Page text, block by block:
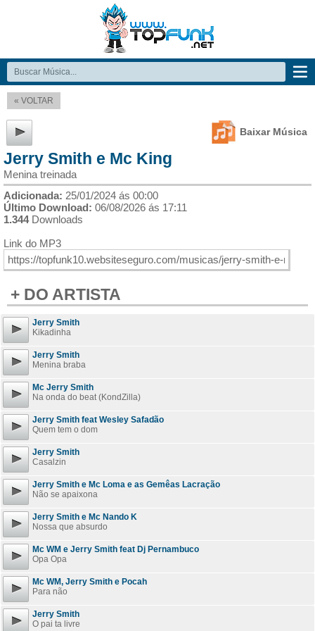
« VOLTAR
Baixar Música
Jerry Smith e Mc King
Menina treinada
Adicionada: 25/01/2024 ás 00:00
Último Download: 06/08/2026 ás 17:11
1.344Downloads
Link do MP3
+ DO ARTISTA
Jerry Smith
Kikadinha
Jerry Smith
Menina braba
Mc Jerry Smith
Na onda do beat (KondZilla)
Jerry Smith feat Wesley Safadão
Quem tem o dom
Jerry Smith
Casalzin
Jerry Smith e Mc Loma e as Gemêas Lacração
Não se apaixona
Jerry Smith e Mc Nando K
Nossa que absurdo
Mc WM e Jerry Smith feat Dj Pernambuco
Opa Opa
Mc WM, Jerry Smith e Pocah
Para não
Jerry Smith
O pai ta livre